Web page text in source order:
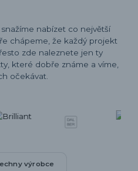
nabízet co největší
chápeme, že každý projekt
zde naleznete jen ty
které dobře známe a víme,
očekávat.
výrobce